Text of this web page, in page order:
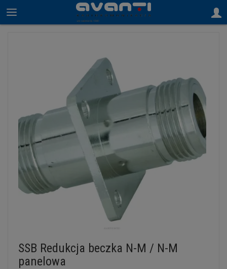
SSB Redukcja beczka N-M / N-M
panelowa